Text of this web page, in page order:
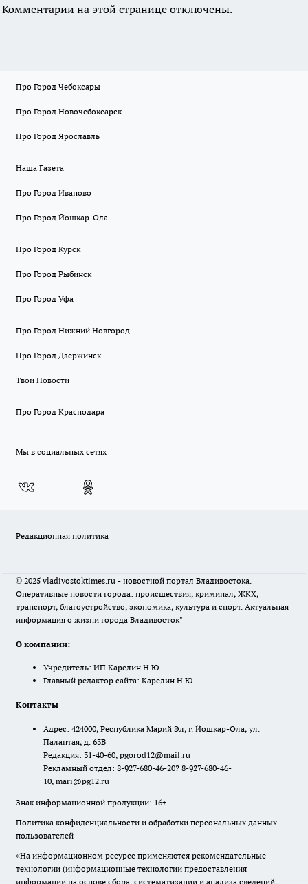
Комментарии на этой странице отключены.
Про Город Чебоксары
Про Город Новочебоксарск
Про Город Ярославль
Наша Газета
Про Город Иваново
Про Город Йошкар-Ола
Про Город Курск
Про Город Рыбинск
Про Город Уфа
Про Город Нижний Новгород
Про Город Дзержинск
Твои Новости
Про Город Краснодара
Мы в социальных сетях
Редакционная политика
© 2025 vladivostoktimes.ru - новостной портал Владивостока.
Оперативные новости города: происшествия, криминал, ЖКХ,
транспорт, благоустройство, экономика, культура и спорт. Актуальная
информация о жизни города Владивосток"
О компании:
Учредитель: ИП Карелин Н.Ю
Главный редактор сайта: Карелин Н.Ю.
Контакты
Адрес: 424000, Республика Марий Эл, г. Йошкар-Ола, ул.
Палантая, д. 63В
Редакция: 31-40-60, pgorod12@mail.ru
Рекламный отдел: 8-927-680-46-20? 8-927-680-46-
10, mari@pg12.ru
Знак информационной продукции: 16+.
Политика конфиденциальности и обработки персональных данных
пользователей
«На информационном ресурсе применяются рекомендательные
технологии (информационные технологии предоставления
информации на основе сбора, систематизации и анализа сведений,